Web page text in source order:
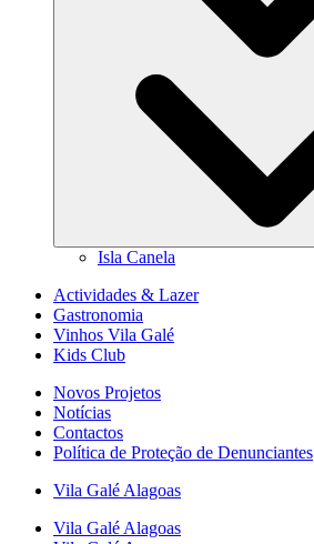
Isla Canela
Actividades & Lazer
Gastronomia
Vinhos Vila Galé
Kids Club
Novos Projetos
Notícias
Contactos
Política de Proteção de Denunciantes
Vila Galé Alagoas
Vila Galé Alagoas